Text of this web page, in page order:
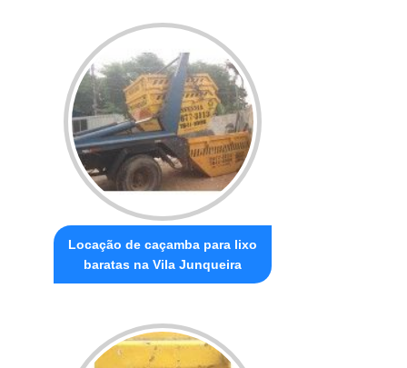
Locação de caçamba para lixo
baratas na Vila Junqueira